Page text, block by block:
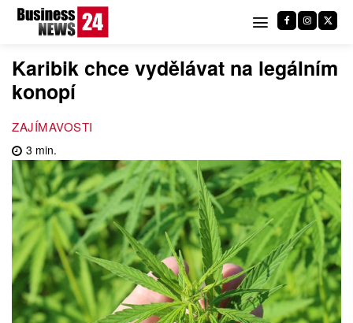
Karibik chce vydělávat na legálním
konopí
ZAJÍMAVOSTI
3 min.